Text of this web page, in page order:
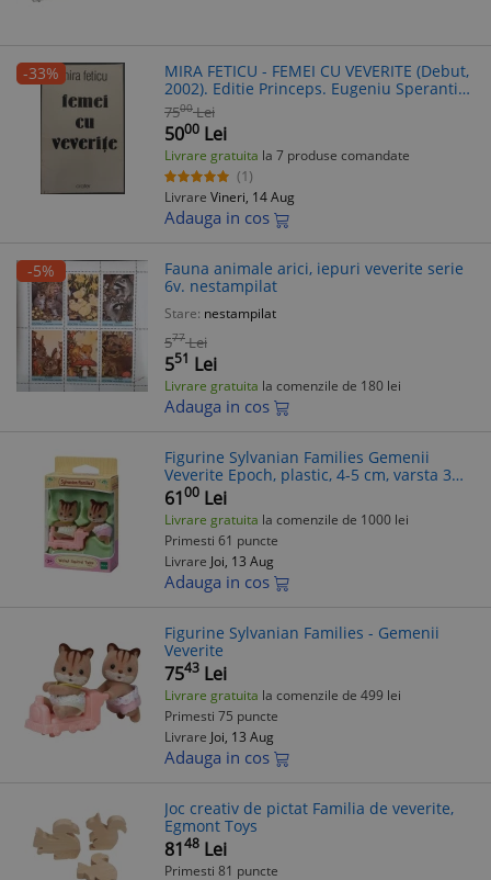
-33%
MIRA FETICU - FEMEI CU VEVERITE (Debut,
2002). Editie Princeps. Eugeniu Sperantia,
Carianopol. 88 pag.
7500 Lei
5000 Lei
Livrare gratuita la 7 produse comandate
(1)
Livrare Vineri, 14 Aug
Adauga in cos
-5%
Fauna animale arici, iepuri veverite serie
6v. nestampilat
Stare: nestampilat
577 Lei
551 Lei
Livrare gratuita la comenzile de 180 lei
Adauga in cos
Figurine Sylvanian Families Gemenii
Veverite Epoch, plastic, 4-5 cm, varsta 3
ani+, jucarie copii
6100 Lei
Livrare gratuita la comenzile de 1000 lei
Primesti 61 puncte
Livrare Joi, 13 Aug
Adauga in cos
Figurine Sylvanian Families - Gemenii
Veverite
7543 Lei
Livrare gratuita la comenzile de 499 lei
Primesti 75 puncte
Livrare Joi, 13 Aug
Adauga in cos
Joc creativ de pictat Familia de veverite,
Egmont Toys
8148 Lei
Primesti 81 puncte